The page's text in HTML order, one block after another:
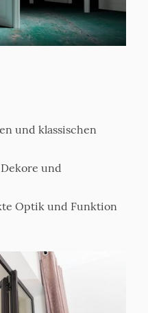
und klassischen
und
Optik und Funktion